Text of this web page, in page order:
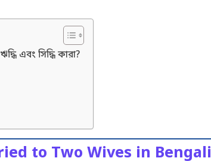
এবং সিদ্ধি কারা?
to Two Wives in Bengali